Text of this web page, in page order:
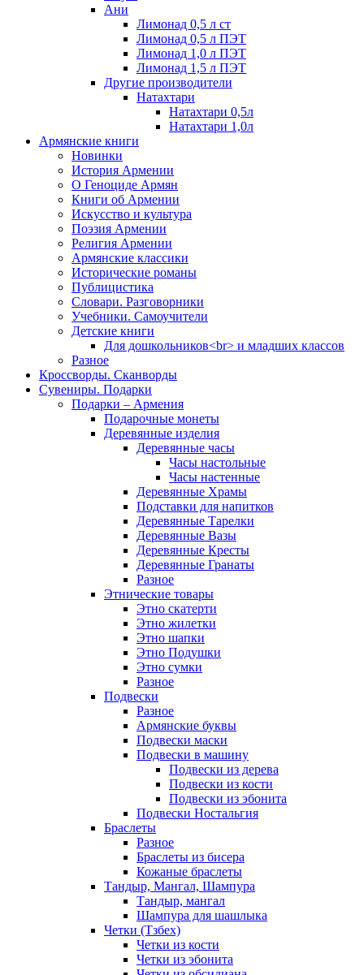
Ани
Лимонад 0,5 л ст
Лимонад 0,5 л ПЭТ
Лимонад 1,0 л ПЭТ
Лимонад 1,5 л ПЭТ
Другие производители
Натахтари
Натахтари 0,5л
Натахтари 1,0л
Армянские книги
Новинки
История Армении
О Геноциде Армян
Книги об Армении
Иcкусство и культура
Поэзия Армении
Религия Армении
Армянские классики
Исторические романы
Публицистика
Словари. Разговорники
Учебники. Самоучители
Детские книги
Для дошкольников<br> и младших классов
Разное
Кроссворды. Сканворды
Сувениры. Подарки
Подарки – Армения
Подарочные монеты
Деревянные изделия
Деревянные часы
Часы настольные
Часы настенные
Деревянные Храмы
Подставки для напитков
Деревянные Тарелки
Деревянные Вазы
Деревянные Кресты
Деревянные Гранаты
Разное
Этнические товары
Этно скатерти
Этно жилетки
Этно шапки
Этно Подушки
Этно сумки
Разное
Подвески
Разное
Армянские буквы
Подвески маски
Подвески в машину
Подвески из дерева
Подвески из кости
Подвески из эбонита
Подвески Ностальгия
Браслеты
Разное
Браслеты из бисера
Кожаные браслеты
Тандыр, Мангал, Шампура
Тандыр, мангал
Шампура для шашлыка
Четки (Тзбех)
Четки из кости
Четки из эбонита